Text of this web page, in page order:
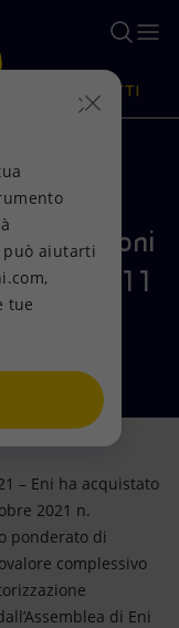
di intelligenza
PRODOTTI
di azioni
tra il 11
– Eni ha acquistato
2021 n.
ponderato di
complessivo
di Eni
può aiutarti
tue